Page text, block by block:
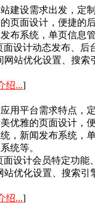
建设需求出发，定
页面设计，便捷的
布系统，单页信息
面设计动态发布、后
网站优化设置、搜索
绍...]
用平台需求特点，
优雅的页面设计，
，新闻发布系统，
统等。
面设计会员特定功能
优化设置、搜索引
绍...]